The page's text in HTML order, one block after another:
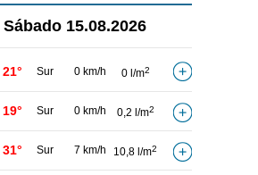
Sábado 15.08.2026
21° Sur 0 km/h 0 l/m2
19° Sur 0 km/h 0,2 l/m2
31° Sur 7 km/h 10,8 l/m2